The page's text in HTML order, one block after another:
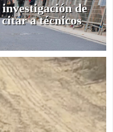
de
a técnicos